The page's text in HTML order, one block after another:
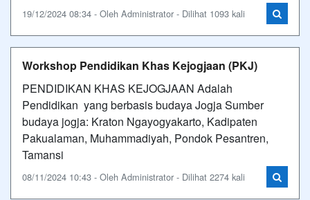
19/12/2024 08:34 - Oleh Administrator - Dilihat 1093 kali
Workshop Pendidikan Khas Kejogjaan (PKJ)
PENDIDIKAN KHAS KEJOGJAAN Adalah
Pendidikan yang berbasis budaya Jogja Sumber
budaya jogja: Kraton Ngayogyakarto, Kadipaten
Pakualaman, Muhammadiyah, Pondok Pesantren,
Tamansi
08/11/2024 10:43 - Oleh Administrator - Dilihat 2274 kali